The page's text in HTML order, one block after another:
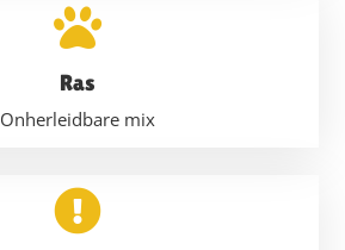
Ras
Onherleidbare mix